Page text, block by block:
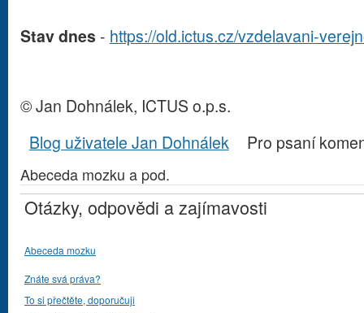
Stav dnes - https://old.ictus.cz/vzdelavani-
© Jan Dohnálek, ICTUS o.p.s.
Blog uživatele Jan Dohnálek
Pro psaní
Abeceda mozku a pod.
Otázky, odpovědi a zajímavosti
Abeceda mozku
Znáte svá práva?
To si přečtěte, doporučuji